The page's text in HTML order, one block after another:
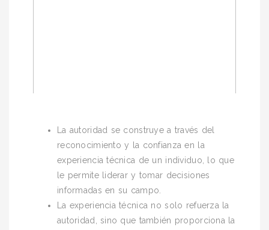
La autoridad se construye a través del
reconocimiento y la confianza en la
experiencia técnica de un individuo, lo que
le permite liderar y tomar decisiones
informadas en su campo.
La experiencia técnica no solo refuerza la
autoridad, sino que también proporciona la